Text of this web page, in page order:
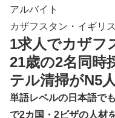
アルバイト
カザフスタン・イギリス
1求人でカザフ
21歳の2名同時
テル清掃がN5
単語レベルの日本語で
で2カ国・2ビザの人材